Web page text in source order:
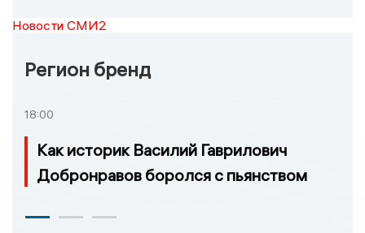
Новости СМИ2
Регион бренд
18:00
Как историк Василий Гаврилович
Добронравов боролся с пьянством